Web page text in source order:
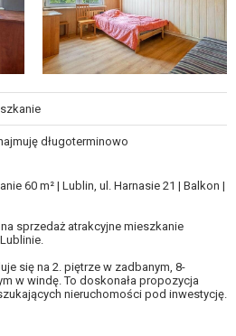
długoterminowo
60 m² | Lublin, ul. Harnasie 21 | Balkon |
sprzedaż atrakcyjne mieszkanie
się na 2. piętrze w zadbanym, 8-
w windę. To doskonała propozycja
nieruchomości pod inwestycję.